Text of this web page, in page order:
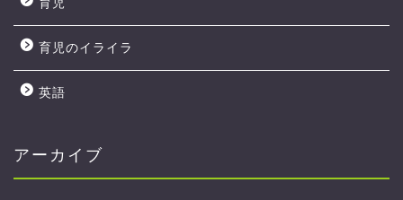
育児
育児のイライラ
英語
アーカイブ